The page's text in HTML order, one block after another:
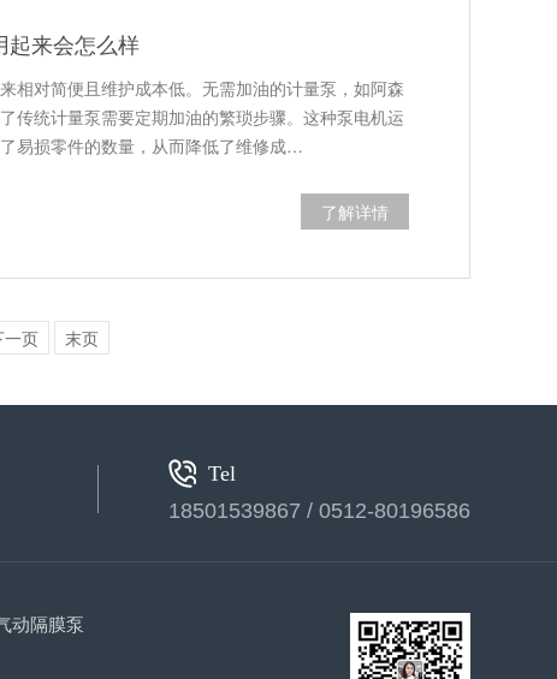
起来会怎么样
相对简便且维护成本低‌。无需加油的计量泵，如阿森
传统计量泵需要定期加油的繁琐步骤。这种泵电机运
易损零件的数量，从而降低了维修成…
了解详情
一页 末页
Tel
18501539867 / 0512-80196586
动隔膜泵